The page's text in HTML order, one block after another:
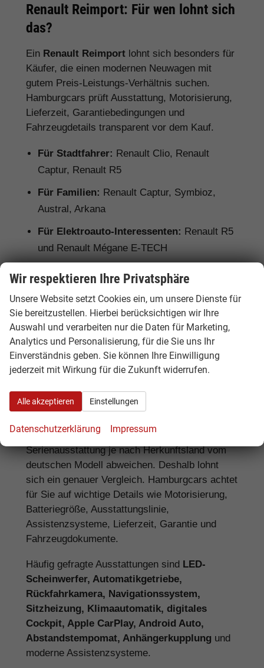
Renault Reimport: Für wen lohnt sich
das?
Ein Renault Reimport lohnt sich besonders für
Käufer, die einen modernen Neuwagen mit
gutem Preis-Leistungs-Verhältnis suchen.
Hamburgcars prüft Ausstattung, Motorisierung,
Lieferzeit, Garantiebedingungen und
Fahrzeugdetails transparent vor dem Kauf.
Für Stadtfahrer: Renault Clio, Renault
Captur, Renault R5
Für Familien: Renault Captur, Symbioz,
Austral, Arkana
Für Elektroauto-Interessenten: Renault R5
und Renault Mégane E-TECH
Für Hybrid-Fahrer:
Renault Clio E-Tech,
Captur E-Tech, Symbioz, Austral und Arkana
Für Gewerbekunden:Renault Trafic als
Kastenwagen oder Combi
Ausstattung, Lieferzeit und
Unterschiede bei Renault EU-
Neuwagen
Bei einem Renault EU-Neuwagen kann die
Serienausstattung je nach Herkunftsland vom
deutschen Modell abweichen. Deshalb lohnt
sich ein genauer Vergleich. Hamburgcars achtet
für Sie auf wichtige Details wie Motorisierung,
Batteriegröße, Ausstattungslinie,
Assistenzsysteme, Lieferzeit, Garantie und
Fahrzeugdokumente.
Häufig gefragte Ausstattungen sind LED-
Scheinwerfer, Automatikgetriebe,
Rückfahrkamera, Navigationssystem,
Sitzheizung, Klimaautomatik, digitales
Cockpit, Apple CarPlay, Android Auto,
Abstandstempomat, Anhängerkupplung und
moderne Assistenzsysteme.
Wir respektieren Ihre Privatsphäre
Unsere Website setzt Cookies ein, um unsere Dienste für
Sie bereitzustellen. Hierbei berücksichtigen wir Ihre
Auswahl und verarbeiten nur die Daten für Marketing,
Analytics und Personalisierung, für die Sie uns Ihr
Einverständnis geben. Sie können Ihre Einwilligung
jederzeit mit Wirkung für die Zukunft widerrufen.
Alle akzeptieren Einstellungen
Datenschutzerklärung Impressum